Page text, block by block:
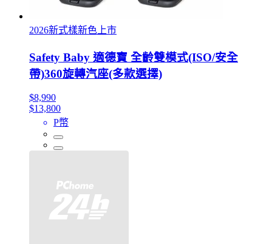
2026新式樣新色上市
Safety Baby 適德寶 全齡雙模式(ISO/安全
帶)360旋轉汽座(多款選擇)
$8,990
$13,800
P幣